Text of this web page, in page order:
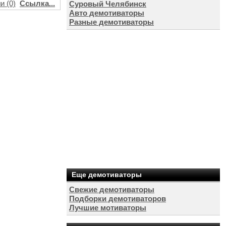
(0) Ссылка...
Суровый Челябинск
Авто демотиваторы
Разные демотиваторы
Еще демотиваторы
Свежие демотиваторы
Подборки демотиваторов
Лучшие мотиваторы